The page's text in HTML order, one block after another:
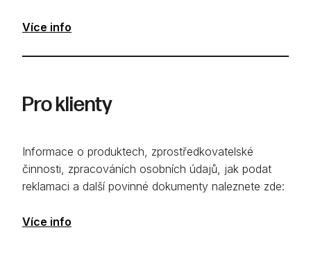
Více info
Pro klienty
Informace o produktech, zprostředkovatelské
činnosti, zpracováních osobních údajů, jak podat
reklamaci a další povinné dokumenty naleznete zde:
Více info